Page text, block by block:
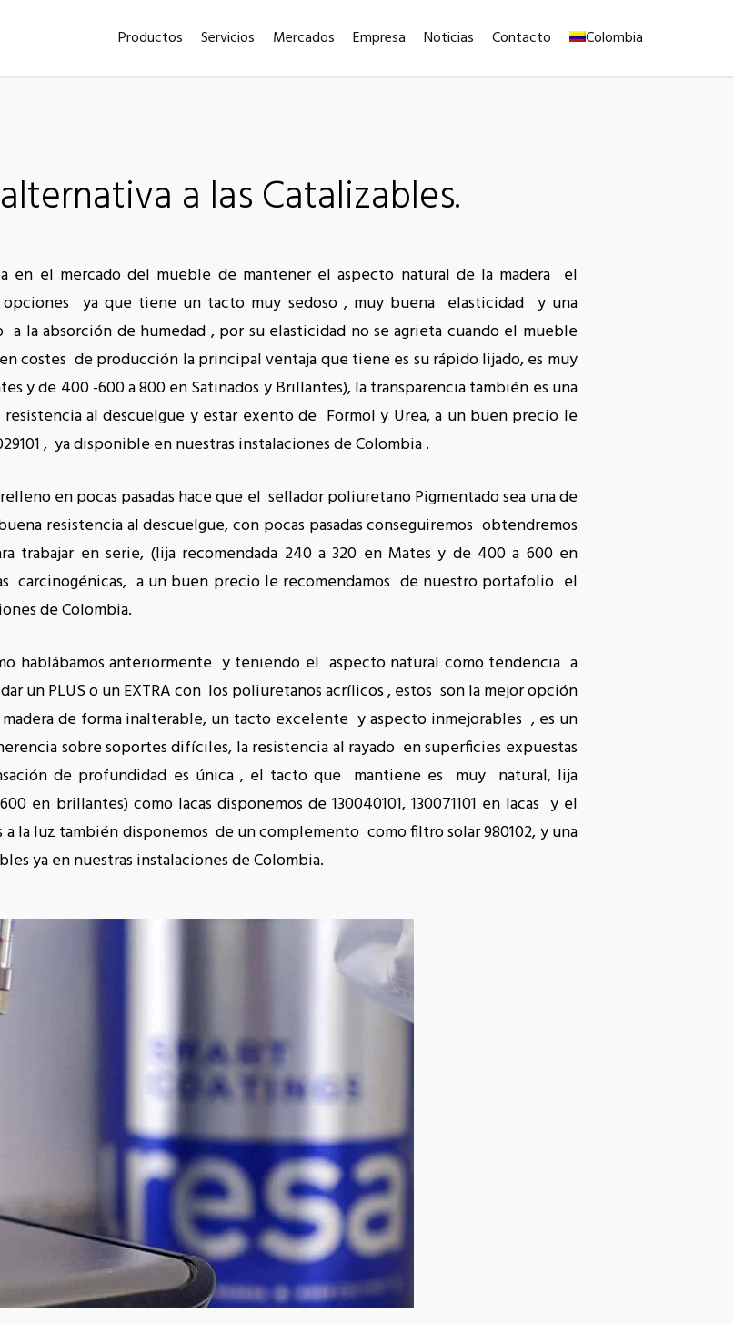
Productos Servicios Mercados Empresa Noticias Contacto Colombia
a las Catalizables.
en el mercado del mueble de mantener el aspecto natural de la madera el
opciones ya que tiene un tacto muy sedoso , muy buena elasticidad y una
la absorción de humedad , por su elasticidad no se agrieta cuando el mueble
costes de producción la principal ventaja que tiene es su rápido lijado, es muy
y de 400 -600 a 800 en Satinados y Brillantes), la transparencia también es una
al descuelgue y estar exento de Formol y Urea, a un buen precio le
, ya disponible en nuestras instalaciones de Colombia .
en pocas pasadas hace que el sellador poliuretano Pigmentado sea una de
resistencia al descuelgue, con pocas pasadas conseguiremos obtendremos
en serie, (lija recomendada 240 a 320 en Mates y de 400 a 600 en
carcinogénicas, a un buen precio le recomendamos de nuestro portafolio el
de Colombia.
hablábamos anteriormente y teniendo el aspecto natural como tendencia a
un PLUS o un EXTRA con los poliuretanos acrílicos , estos son la mejor opción
de forma inalterable, un tacto excelente y aspecto inmejorables , es un
sobre soportes difíciles, la resistencia al rayado en superficies expuestas
de profundidad es única , el tacto que mantiene es muy natural, lija
en brillantes) como lacas disponemos de 130040101, 130071101 en lacas y el
a la luz también disponemos de un complemento como filtro solar 980102, y una
ya en nuestras instalaciones de Colombia.